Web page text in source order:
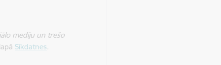
mediju un trešo
Sīkdatnes.